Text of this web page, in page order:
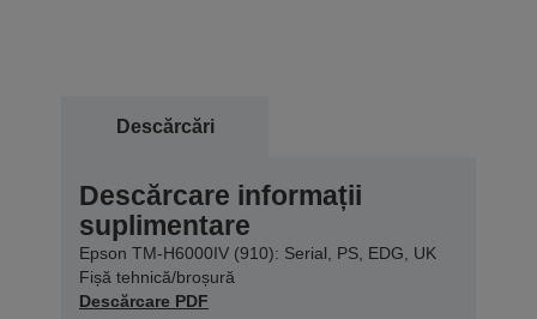
Descărcări
Descărcare informații
suplimentare
Epson TM-H6000IV (910): Serial, PS, EDG, UK
Fișă tehnică/broșură
Descărcare PDF